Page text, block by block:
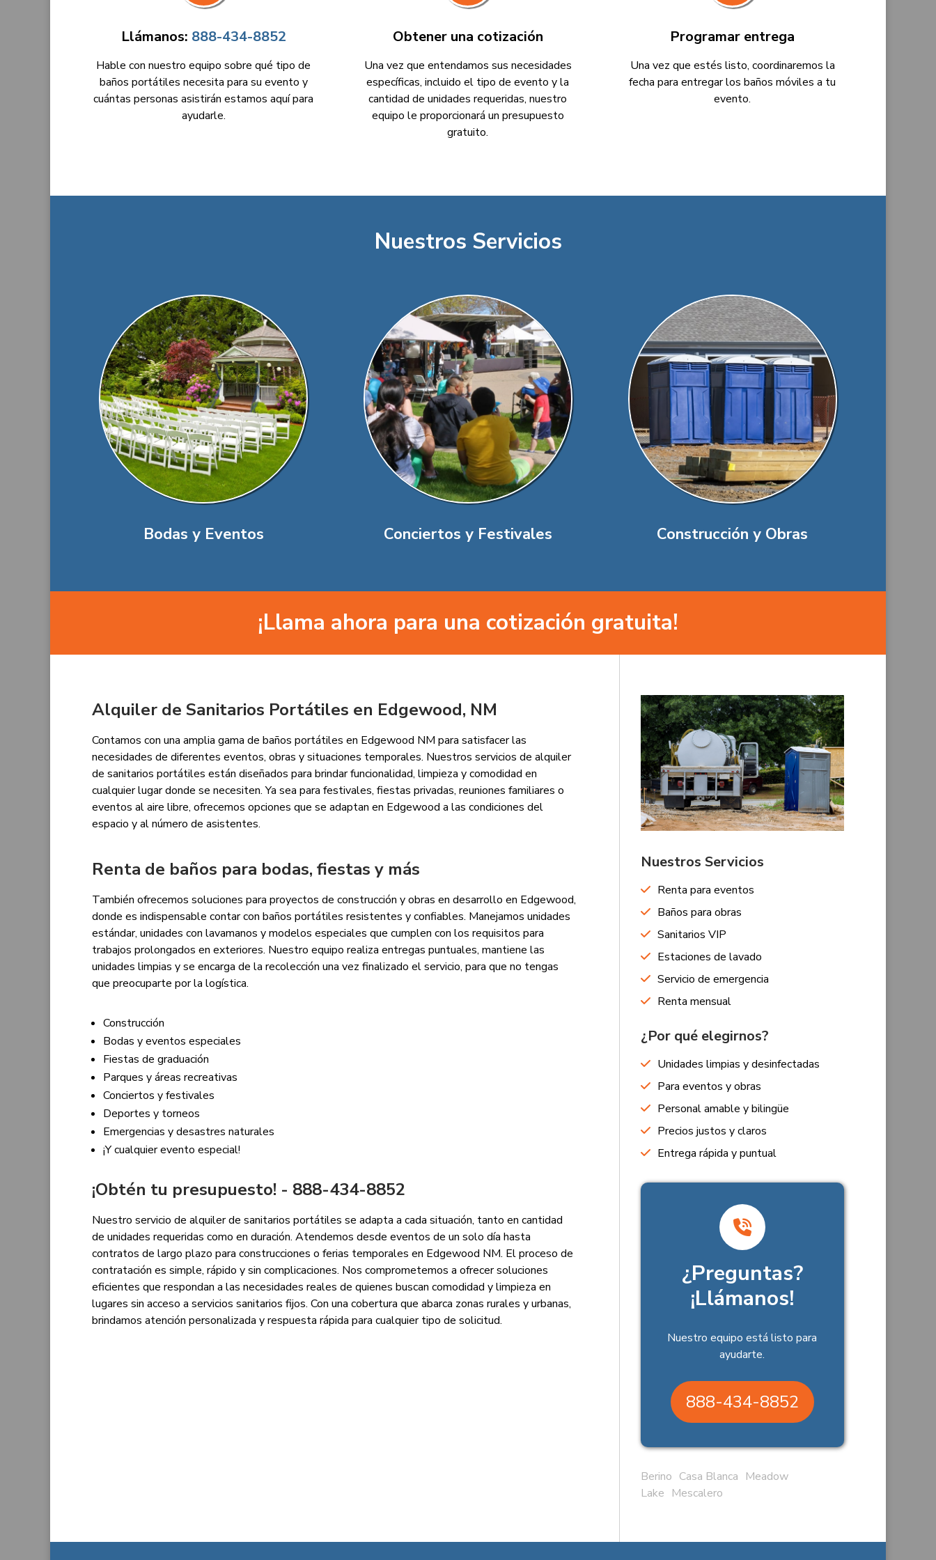
Llámanos: 888-434-8852
Hable con nuestro equipo sobre qué tipo de
baños portátiles necesita para su evento y
cuántas personas asistirán estamos aquí para
ayudarle.
Obtener una cotización
Una vez que entendamos sus necesidades
específicas, incluido el tipo de evento y la
cantidad de unidades requeridas, nuestro
equipo le proporcionará un presupuesto
gratuito.
Programar entrega
Una vez que estés listo, coordinaremos la
fecha para entregar los baños móviles a tu
evento.
Nuestros Servicios
Bodas y Eventos Conciertos y Festivales Construcción y Obras
¡Llama ahora para una cotización gratuita!
Alquiler de Sanitarios Portátiles en Edgewood, NM
Contamos con una amplia gama de baños portátiles en Edgewood NM para satisfacer las
necesidades de diferentes eventos, obras y situaciones temporales. Nuestros servicios de alquiler
de sanitarios portátiles están diseñados para brindar funcionalidad, limpieza y comodidad en
cualquier lugar donde se necesiten. Ya sea para festivales, fiestas privadas, reuniones familiares o
eventos al aire libre, ofrecemos opciones que se adaptan en Edgewood a las condiciones del
espacio y al número de asistentes.
Renta de baños para bodas, fiestas y más
También ofrecemos soluciones para proyectos de construcción y obras en desarrollo en Edgewood,
donde es indispensable contar con baños portátiles resistentes y confiables. Manejamos unidades
estándar, unidades con lavamanos y modelos especiales que cumplen con los requisitos para
trabajos prolongados en exteriores. Nuestro equipo realiza entregas puntuales, mantiene las
unidades limpias y se encarga de la recolección una vez finalizado el servicio, para que no tengas
que preocuparte por la logística.
Construcción
Bodas y eventos especiales
Fiestas de graduación
Parques y áreas recreativas
Conciertos y festivales
Deportes y torneos
Emergencias y desastres naturales
¡Y cualquier evento especial!
¡Obtén tu presupuesto! - 888-434-8852
Nuestro servicio de alquiler de sanitarios portátiles se adapta a cada situación, tanto en cantidad
de unidades requeridas como en duración. Atendemos desde eventos de un solo día hasta
contratos de largo plazo para construcciones o ferias temporales en Edgewood NM. El proceso de
contratación es simple, rápido y sin complicaciones. Nos comprometemos a ofrecer soluciones
eficientes que respondan a las necesidades reales de quienes buscan comodidad y limpieza en
lugares sin acceso a servicios sanitarios fijos. Con una cobertura que abarca zonas rurales y urbanas,
brindamos atención personalizada y respuesta rápida para cualquier tipo de solicitud.
Nuestros Servicios
Renta para eventos
Baños para obras
Sanitarios VIP
Estaciones de lavado
Servicio de emergencia
Renta mensual
¿Por qué elegirnos?
Unidades limpias y desinfectadas
Para eventos y obras
Personal amable y bilingüe
Precios justos y claros
Entrega rápida y puntual
¿Preguntas?
¡Llámanos!
Nuestro equipo está listo para
ayudarte.
888-434-8852
Berino Casa Blanca Meadow
Lake Mescalero